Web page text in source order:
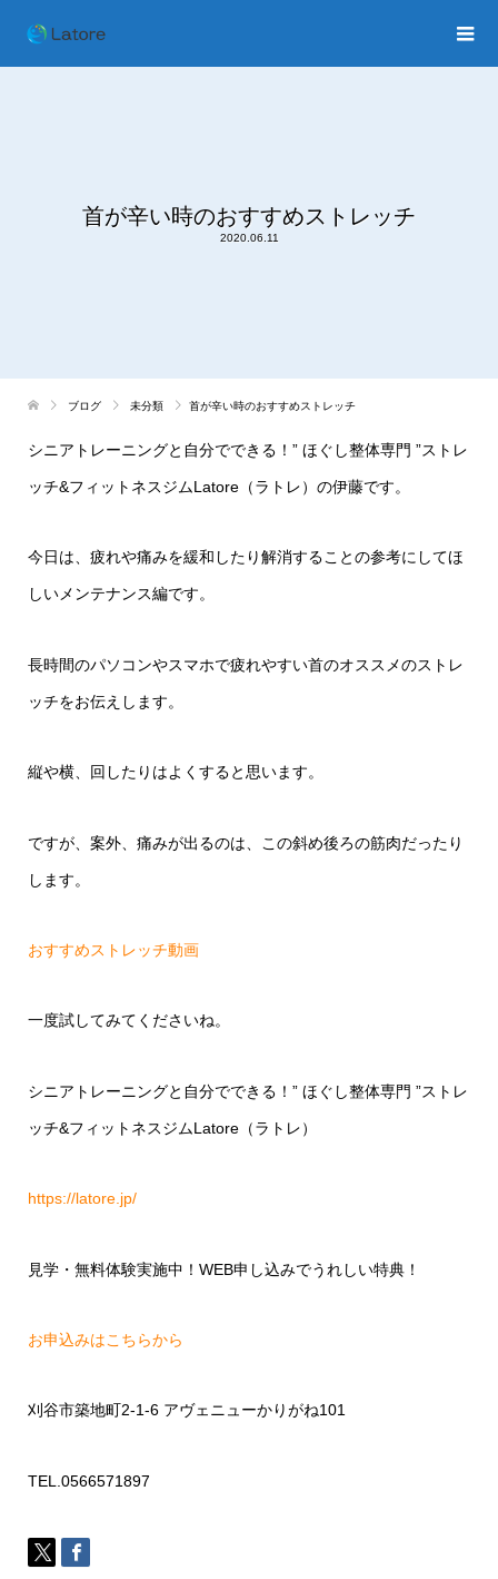
首が辛い時のおすすめストレッチ
2020.06.11
ブログ 未分類 首が辛い時のおすすめストレッチ
シニアトレーニングと自分でできる！ ” ほぐし整体専門 ”ストレ
ッチ&フィットネスジムLatore（ラトレ）の伊藤です。
今日は、疲れや痛みを緩和したり解消することの参考にしてほ
しいメンテナンス編です。
長時間のパソコンやスマホで疲れやすい首のオススメのストレ
ッチをお伝えします。
縦や横、回したりはよくすると思います。
ですが、案外、痛みが出るのは、この斜め後ろの筋肉だったり
します。
おすすめストレッチ動画
一度試してみてくださいね。
シニアトレーニングと自分でできる！ ” ほぐし整体専門 ”ストレ
ッチ&フィットネスジムLatore（ラトレ）
https://latore.jp/
見学・無料体験実施中！ WEB申し込みでうれしい特典！
お申込みはこちらから
刈谷市築地町2-1-6 アヴェニューかりがね101
TEL.0566571897